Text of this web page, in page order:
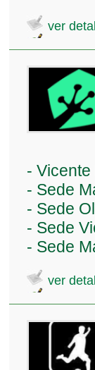
ver
-
- Sede
- Sede
- Sede
- Sede
ver